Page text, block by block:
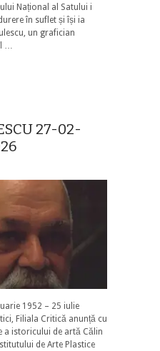
Național al Satului i
în suflet și își ia
un grafician
…
27-02-
1952 – 25 iulie
Filiala Critică anunță cu
a istoricului de artă Călin
de Arte Plastice